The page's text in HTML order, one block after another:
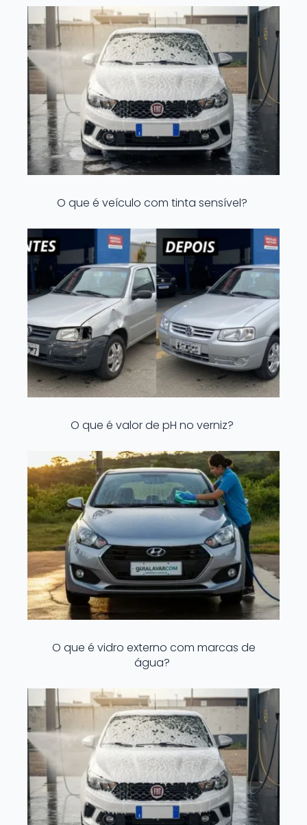
O que é veículo com tinta sensível?
O que é valor de pH no verniz?
O que é vidro externo com marcas de
água?